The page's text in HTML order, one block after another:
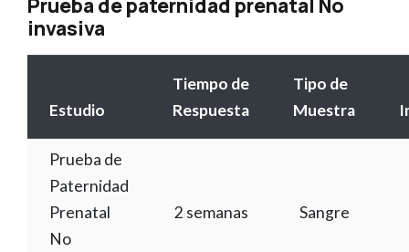
invasiva
Estudio
Tiempo de
Respuesta
Tipo de
Muestra
Prueba de
Paternidad
Prenatal
No
2 semanas Sangre